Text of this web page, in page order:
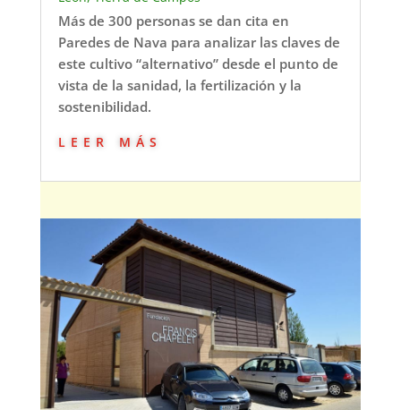
Más de 300 personas se dan cita en
Paredes de Nava para analizar las claves de
este cultivo “alternativo” desde el punto de
vista de la sanidad, la fertilización y la
sostenibilidad.
leer más